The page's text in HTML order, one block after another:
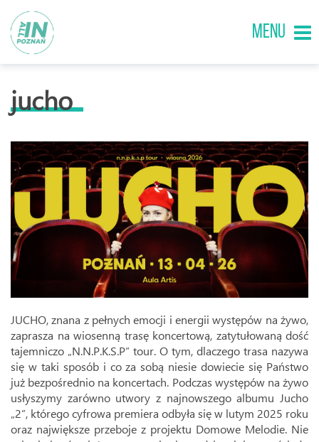
MENU
jucho
JUCHO, znana z pełnych emocji i energii występów na żywo,
zaprasza na wiosenną trasę koncertową, zatytułowaną dość
tajemniczo „N.N.P.K.S.P” tour. O tym, dlaczego trasa nazywa
się w taki sposób i co za sobą niesie dowiecie się Państwo
już bezpośrednio na koncertach. Podczas występów na żywo
usłyszymy zarówno utwory z najnowszego albumu Jucho
„2”, którego cyfrowa premiera odbyła się w lutym 2025 roku
oraz największe przeboje z projektu Domowe Melodie. Nie